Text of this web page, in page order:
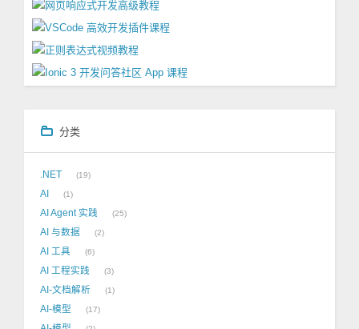
分类
.NET 19
AI 1
AI Agent 实践 25
AI 与数据 2
AI 工具 6
AI 工程实践 3
AI-文档解析 1
AI-模型 17